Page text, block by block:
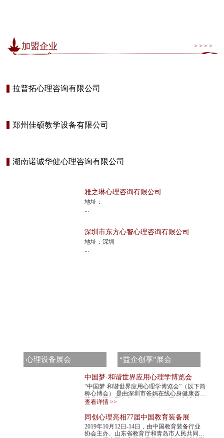
加盟企业 > > > >
拉普拓心理咨询有限公司
郑州佳硕教学设备有限公司
湖南诺诚华健心理咨询有限公司
雅之琳心理咨询有限公司
地址：
深圳市东方心智心理咨询有限公司
地址：深圳
心理设备展会 “益企创享”展会
中国梦·和谐世界应用心理学博览会
“中国梦·和谐世界应用心理学博览会”（以下简
称心博会） 是由深圳市爸妈在线心身健康咨询
股份有限公司发起，每年举办一届。心博会，
不仅是世界民间组织主办的心理学最高级...
查看详情 >>
同创心理亮相77届中国教育装备展
2019年10月12日-14日，由中国教育装备行业
协会主办、山东省教育厅和青岛市人民共同承